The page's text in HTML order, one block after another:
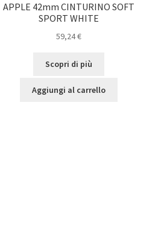
APPLE 42mm CINTURINO SOFT
SPORT WHITE
59,24€
Scopri di più
Aggiungi al carrello